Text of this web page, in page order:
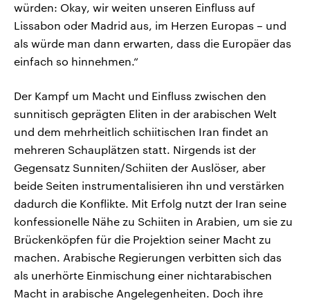
würden: Okay, wir weiten unseren Einfluss auf
Lissabon oder Madrid aus, im Herzen Europas – und
als würde man dann erwarten, dass die Europäer das
einfach so hinnehmen.“
Der Kampf um Macht und Einfluss zwischen den
sunnitisch geprägten Eliten in der arabischen Welt
und dem mehrheitlich schiitischen Iran findet an
mehreren Schauplätzen statt. Nirgends ist der
Gegensatz Sunniten/Schiiten der Auslöser, aber
beide Seiten instrumentalisieren ihn und verstärken
dadurch die Konflikte. Mit Erfolg nutzt der Iran seine
konfessionelle Nähe zu Schiiten in Arabien, um sie zu
Brückenköpfen für die Projektion seiner Macht zu
machen. Arabische Regierungen verbitten sich das
als unerhörte Einmischung einer nichtarabischen
Macht in arabische Angelegenheiten. Doch ihre